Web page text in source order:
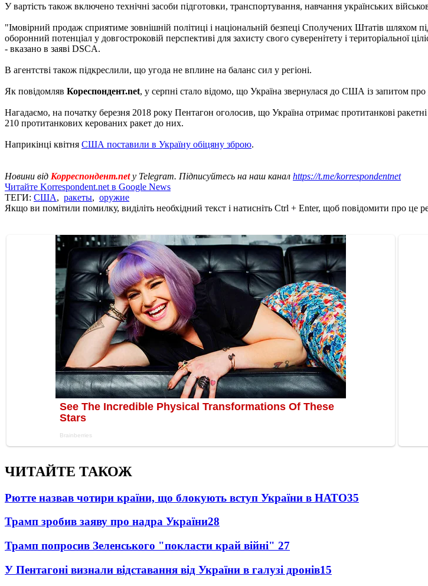
У вартість також включено технічні засоби підготовки, транспортування, навчання українських
"Імовірний продаж сприятиме зовнішній політиці і національній безпеці Сполучених Штатів шляхом
оборонний потенціал у довгостроковій перспективі для захисту свого суверенітету і територіальної
- вказано в заяві DSCA.
В агентстві також підкреслили, що угода не вплине на баланс сил у регіоні.
Як повідомляв Кореспондент.net, у серпні стало відомо, що Україна звернулася до США із запитом про
Нагадаємо, на початку березня 2018 року Пентагон оголосив, що Україна отримає протитанкові
210 протитанкових керованих ракет до них.
Наприкінці квітня США поставили в Україну обіцяну зброю.
Новини від Корреспондент.netу Telegram. Підписуйтесь на наш канал https://t.me/korrespondentnet
Читайте Korrespondent.net в Google News
ТЕГИ: США, ракеты, оружие
Якщо ви помітили помилку, виділіть необхідний текст і натисніть Ctrl + Enter, щоб повідомити про це
ЧИТАЙТЕ ТАКОЖ
Рютте назвав чотири країни, що блокують вступ України в НАТО35
Трамп зробив заяву про надра України28
Трамп попросив Зеленського "покласти край війні" 27
У Пентагоні визнали відставання від України в галузі дронів15